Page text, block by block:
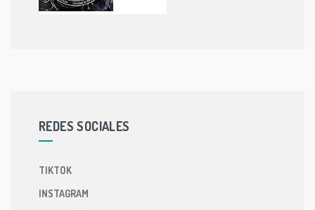
REDES SOCIALES
TIKTOK
INSTAGRAM